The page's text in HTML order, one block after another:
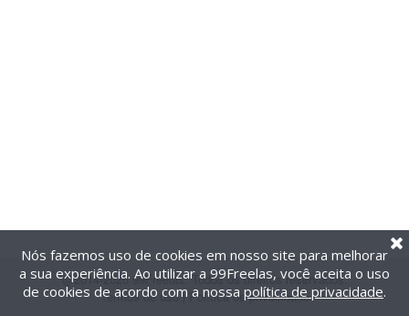
@2014-2026 99Freelas. Todos os direitos reservados.
Termos de uso| Política de privacidade
Nós fazemos uso de cookies em nosso site para melhorar
a sua experiência. Ao utilizar a 99Freelas, você aceita o uso
de cookies de acordo com a nossa política de privacidade.